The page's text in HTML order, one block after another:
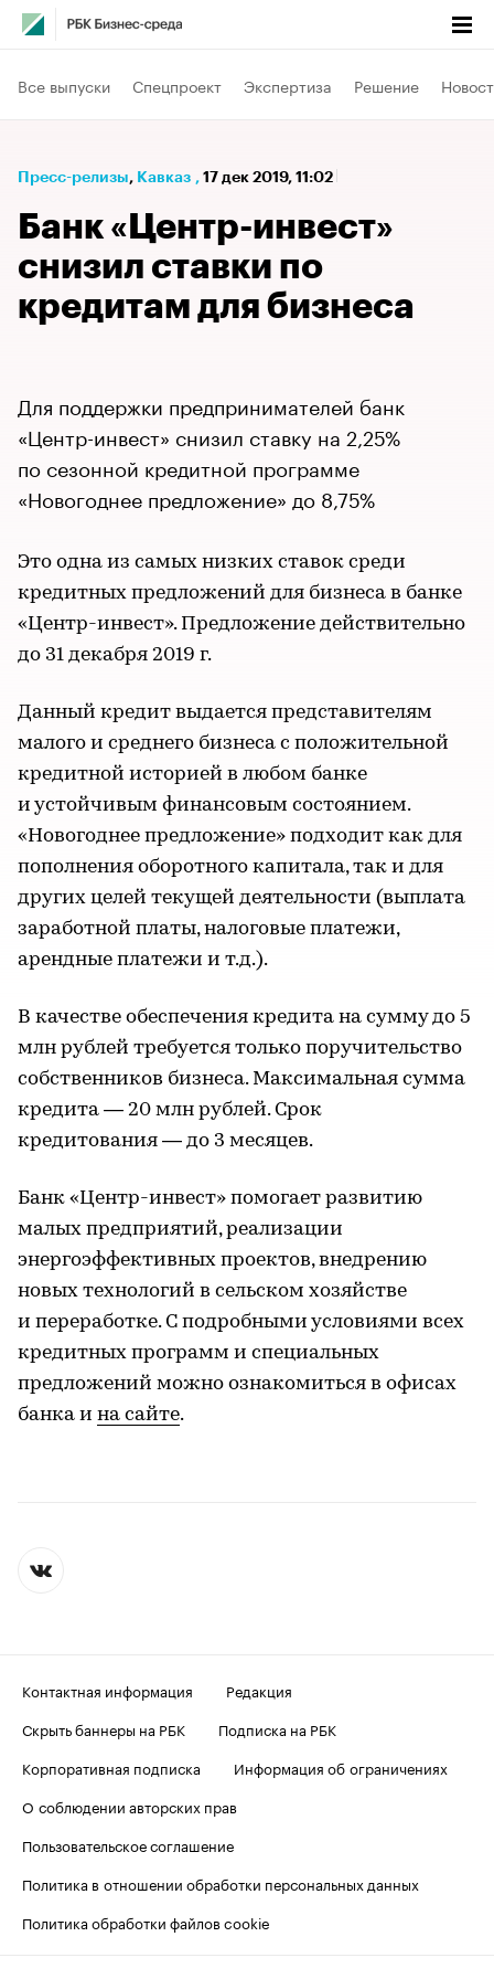
Все выпуски Спецпроект Экспертиза Решение
Пресс-релизы⁠, Кавказ , 17 дек 2019, 11:02
Банк «Центр-инвест»
снизил ставки по
кредитам для бизнеса
Для поддержки предпринимателей банк
«Центр-инвест» снизил ставку на 2,25%
по сезонной кредитной программе
«Новогоднее предложение» до 8,75%
Это одна из самых низких ставок среди
кредитных предложений для бизнеса в банке
«Центр-инвест». Предложение действительно
до 31 декабря 2019 г.
Данный кредит выдается представителям
малого и среднего бизнеса с положительной
кредитной историей в любом банке
и устойчивым финансовым состоянием.
«Новогоднее предложение» подходит как для
пополнения оборотного капитала, так и для
других целей текущей деятельности (выплата
заработной платы, налоговые платежи,
арендные платежи и т.д.).
В качестве обеспечения кредита на сумму до 5
млн рублей требуется только поручительство
собственников бизнеса. Максимальная сумма
кредита — 20 млн рублей. Срок
кредитования — до 3 месяцев.
Банк «Центр-инвест» помогает развитию
малых предприятий, реализации
энергоэффективных проектов, внедрению
новых технологий в сельском хозяйстве
и переработке. С подробными условиями всех
кредитных программ и специальных
предложений можно ознакомиться в офисах
банка и на сайте.
Контактная информация
Редакция
Скрыть баннеры на РБК
Подписка на РБК
Корпоративная подписка
Информация об ограничениях
О соблюдении авторских прав
Пользовательское соглашение
Политика в отношении обработки персональных данных
Политика обработки файлов cookie